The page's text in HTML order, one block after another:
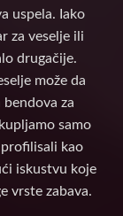
uspela. Iako
za veselje ili
drugačije.
može da
za
samo
kao
iskustvu koje
vrste zabava.